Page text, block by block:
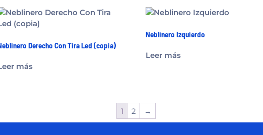
Derecho Con Tira Led (copia)
más
Neblinero Izquierdo
Leer más
1 2 →